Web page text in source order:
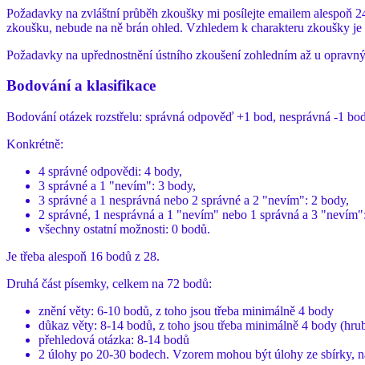
Požadavky na zvláštní průběh zkoušky mi posílejte emailem alespoň
zkoušku, nebude na ně brán ohled. Vzhledem k charakteru zkoušky
Požadavky na upřednostnění ústního zkoušení zohledním až u
Bodování a klasifikace
Bodování otázek rozstřelu: správná odpověď +1 bod, nesprávná -1
Konkrétně:
4 správné odpovědi: 4 body,
3 správné a 1 "nevím": 3 body,
3 správné a 1 nesprávná nebo 2 správné a 2 "nevím": 2 body,
2 správné, 1 nesprávná a 1 "nevím" nebo 1 správná a 3
všechny ostatní možnosti: 0 bodů.
Je třeba alespoň 16 bodů z 28.
Druhá část písemky, celkem na 72 bodů:
znění věty: 6-10 bodů, z toho jsou třeba minimálně 4 body
důkaz věty: 8-14 bodů, z toho jsou třeba minimálně 4 body
přehledová otázka: 8-14 bodů
2 úlohy po 20-30 bodech. Vzorem mohou být úlohy ze sbírky,